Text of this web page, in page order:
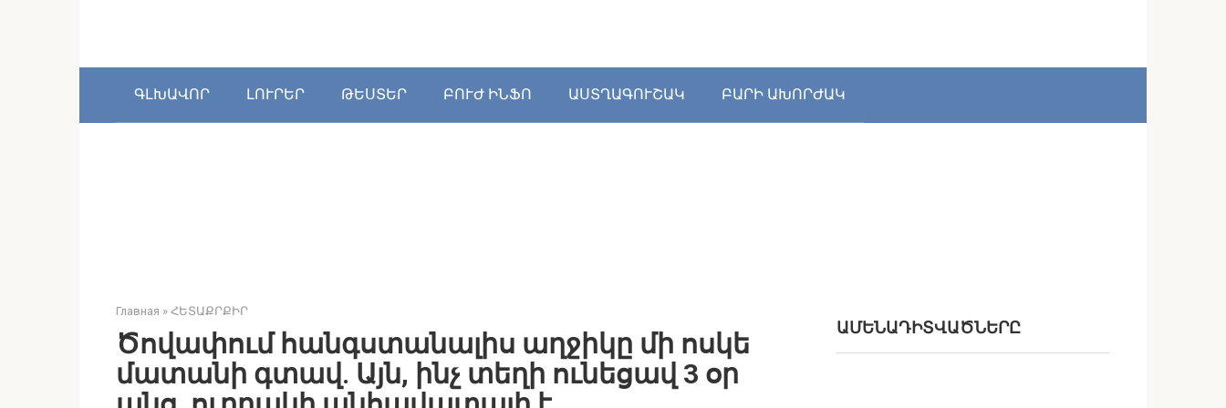
ԳԼԽԱՎՈՐ ԼՈՒՐԵՐ ԹԵՍՏԵՐ ԲՈՒԺ ԻՆՖՈ ԱՍՏՂԱԳՈՒՇԱԿ ԲԱՐԻ ԱԽՈՐԺԱԿ
Главная » ՀԵՏԱՔՐՔԻՐ
Ծովափում հանգստանալիս աղջիկը մի ոսկե
մատանի գտավ. Այն, ինչ տեղի ունեցավ 3 օր
ԱՄԵՆԱԴԻՏՎԱԾՆԵՐԸ